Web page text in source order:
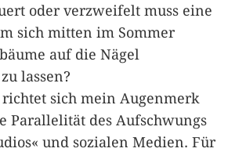
oder verzweifelt muss eine
sich mitten im Sommer
auf die Nägel
lassen?
sich mein Augenmerk
Parallelität des Aufschwungs
und sozialen Medien. Für